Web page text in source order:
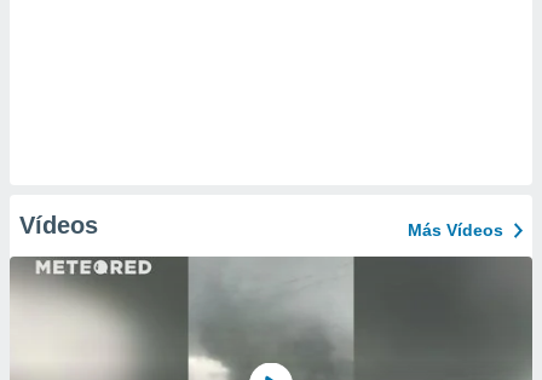
Vídeos Más Vídeos